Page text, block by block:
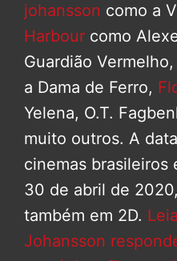
johansson como a
Harbour como
Guardião Vermelho,
a Dama de Ferro,
Yelena, O.T.
muito outros. A
cinemas brasileiros
30 de abril de
também em 2D.
Johansson